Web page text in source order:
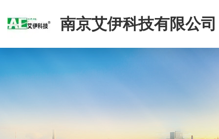
南京艾伊科技有限公司